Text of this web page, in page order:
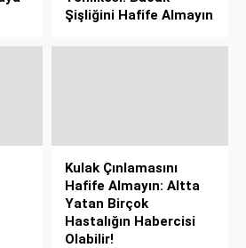
Şişliğini Hafife Almayın
Kulak Çınlamasını
Hafife Almayın: Altta
Yatan Birçok
Hastalığın Habercisi
Olabilir!